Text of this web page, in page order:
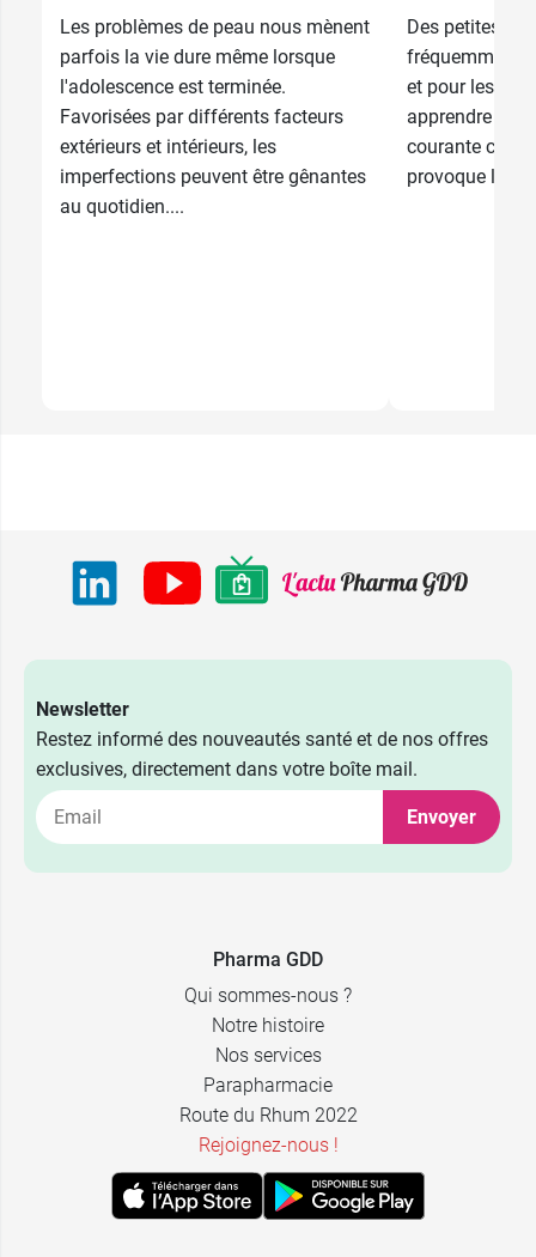
Les problèmes de peau nous mènent
parfois la vie dure même lorsque
l'adolescence est terminée.
Favorisées par différents facteurs
extérieurs et intérieurs, les
imperfections peuvent être gênantes
au quotidien....
Des petites
fréquemment
et pour les
apprendre à
courante chez
provoque
Newsletter
Restez informé des nouveautés santé et de nos offres
exclusives, directement dans votre boîte mail.
Envoyer
Pharma GDD
Qui sommes-nous ?
Notre histoire
Nos services
Parapharmacie
Route du Rhum 2022
Rejoignez-nous !